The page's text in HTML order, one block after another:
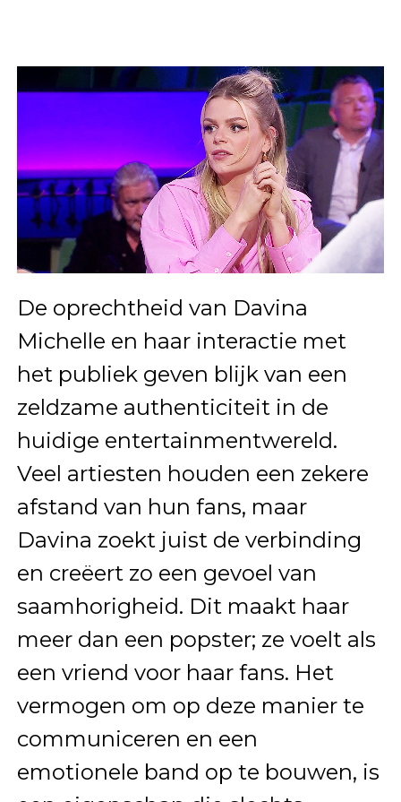
De oprechtheid van Davina
Michelle en haar interactie met
het publiek geven blijk van een
zeldzame authenticiteit in de
huidige entertainmentwereld.
Veel artiesten houden een zekere
afstand van hun fans, maar
Davina zoekt juist de verbinding
en creëert zo een gevoel van
saamhorigheid. Dit maakt haar
meer dan een popster; ze voelt als
een vriend voor haar fans. Het
vermogen om op deze manier te
communiceren en een
emotionele band op te bouwen, is